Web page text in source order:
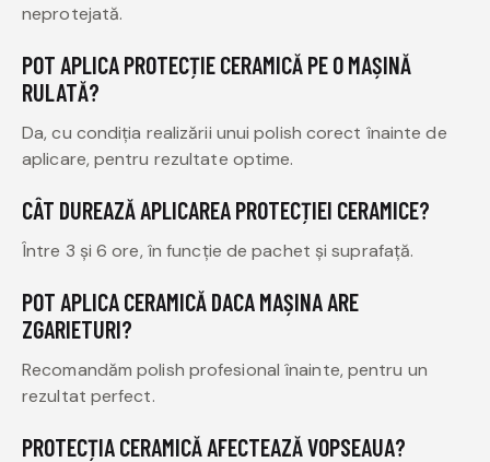
neprotejată.
POT APLICA PROTECȚIE CERAMICĂ PE O MAȘINĂ
RULATĂ?
Da, cu condiția realizării unui polish corect înainte de
aplicare, pentru rezultate optime.
CÂT DUREAZĂ APLICAREA PROTECȚIEI CERAMICE?
Între 3 și 6 ore, în funcție de pachet și suprafață.
POT APLICA CERAMICĂ DACA MAȘINA ARE
ZGARIETURI?
Recomandăm polish profesional înainte, pentru un
rezultat perfect.
PROTECȚIA CERAMICĂ AFECTEAZĂ VOPSEAUA?